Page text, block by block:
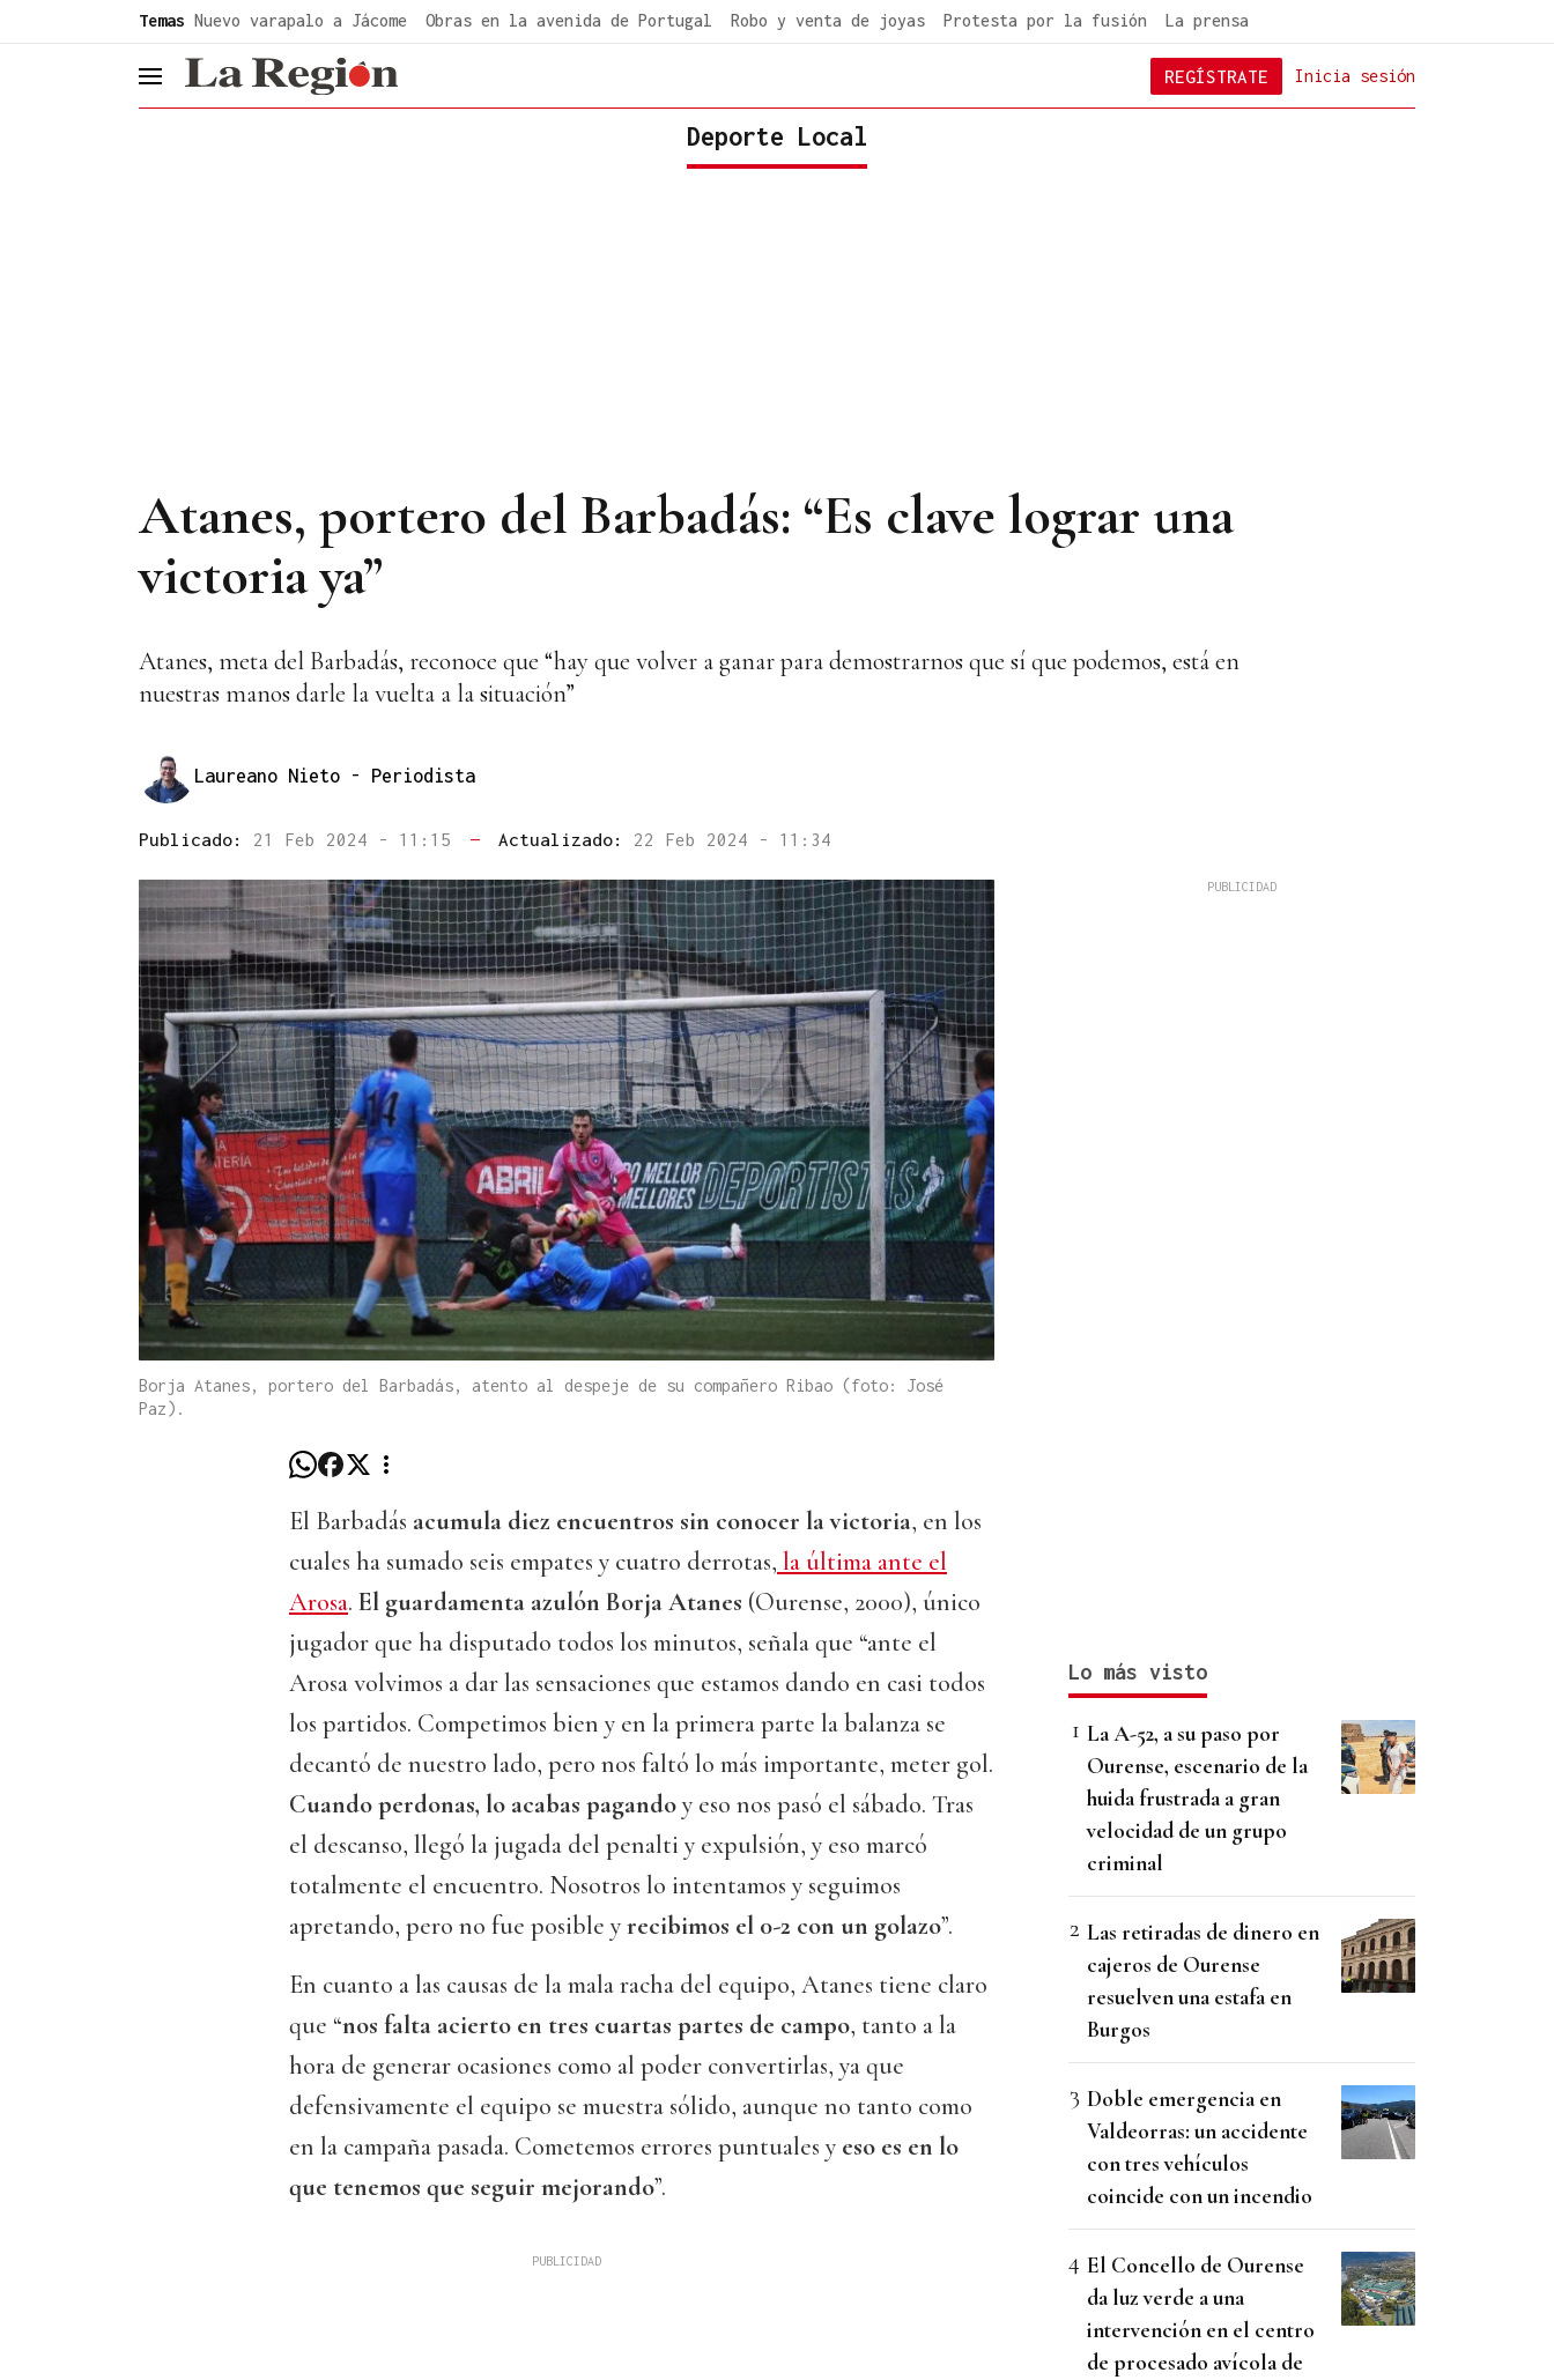
Temas Nuevo varapalo a Jácome Obras en la avenida de Portugal Robo y venta de joyas Protesta por la fusión La prensa
header.menu.open Inicia sesión
REGÍSTRATE
Deporte Local
Atanes, portero del Barbadás: “Es clave lograr una
victoria ya”
Atanes, meta del Barbadás, reconoce que “hay que volver a ganar para demostrarnos que sí que podemos, está en
nuestras manos darle la vuelta a la situación”
Laureano Nieto - Periodista
Publicado: 21 Feb 2024 - 11:15 — Actualizado: 22 Feb 2024 - 11:34
Borja Atanes, portero del Barbadás, atento al despeje de su compañero Ribao (foto: José
Paz).
El Barbadás acumula diez encuentros sin conocer la victoria, en los
cuales ha sumado seis empates y cuatro derrotas, la última ante el
Arosa. El guardamenta azulón Borja Atanes (Ourense, 2000), único
jugador que ha disputado todos los minutos, señala que “ante el
Arosa volvimos a dar las sensaciones que estamos dando en casi todos
los partidos. Competimos bien y en la primera parte la balanza se
decantó de nuestro lado, pero nos faltó lo más importante, meter gol.
Cuando perdonas, lo acabas pagandoy eso nos pasó el sábado. Tras
el descanso, llegó la jugada del penalti y expulsión, y eso marcó
totalmente el encuentro. Nosotros lo intentamos y seguimos
apretando, pero no fue posible yrecibimos el 0-2 con un golazo”.
En cuanto a las causas de la mala racha del equipo, Atanes tiene claro
que “nos falta acierto en tres cuartas partes de campo, tanto a la
hora de generar ocasiones como al poder convertirlas, ya que
defensivamente el equipo se muestra sólido, aunque no tanto como
en la campaña pasada. Cometemos errores puntuales y eso es en lo
que tenemos que seguir mejorando”.
Lo más visto
La A-52, a su paso por
Ourense, escenario de la
huida frustrada a gran
velocidad de un grupo
criminal
Las retiradas de dinero en
cajeros de Ourense
resuelven una estafa en
Burgos
Doble emergencia en
Valdeorras: un accidente
con tres vehículos
coincide con un incendio
El Concello de Ourense
da luz verde a una
intervención en el centro
de procesado avícola de